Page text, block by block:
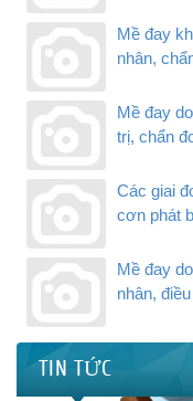
Mề đay
nhân,
Mề đay
trị, chẩn
Các giai
cơn phát
Mề đay
nhân,
TIN TỨC